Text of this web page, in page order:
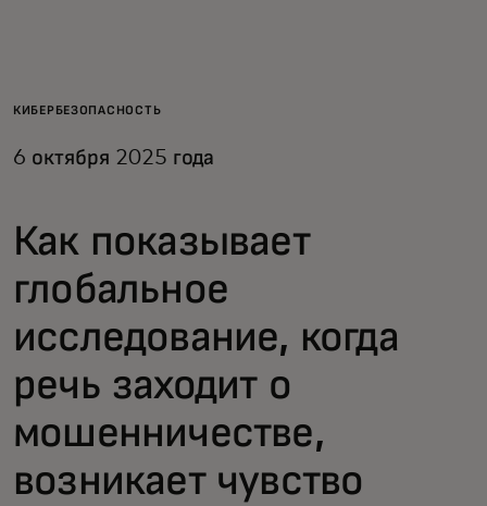
Для бизнеса
Для новаторов
Новости и тренды
КИБЕРБЕЗОПАСНОСТЬ
6 октября 2025 года
Как показывает
глобальное
исследование, когда
речь заходит о
мошенничестве,
возникает чувство